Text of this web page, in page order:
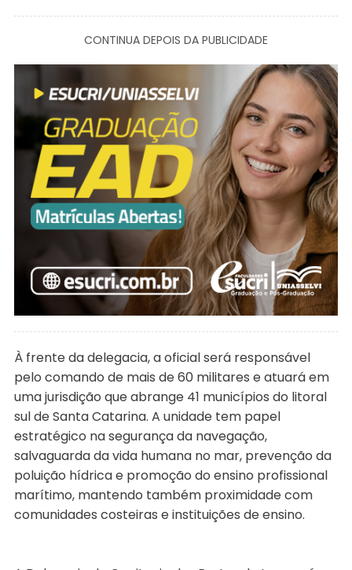
CONTINUA DEPOIS DA PUBLICIDADE
À frente da delegacia, a oficial será responsável
pelo comando de mais de 60 militares e atuará em
uma jurisdição que abrange 41 municípios do litoral
sul de Santa Catarina. A unidade tem papel
estratégico na segurança da navegação,
salvaguarda da vida humana no mar, prevenção da
poluição hídrica e promoção do ensino profissional
marítimo, mantendo também proximidade com
comunidades costeiras e instituições de ensino.